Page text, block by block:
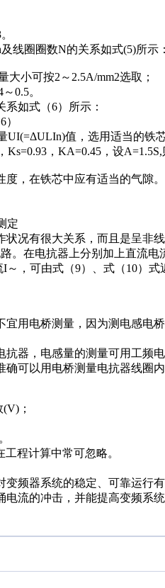
线圈圈数N的关系如式(5)所示
小可按2～2.5A/mm2选取；
0.5。
如式（6）所示：
UI(=ΔULIn)值，选用适当的铁
Ks=0.93，KA=0.45，设
度，在铁芯中应有适当的气隙
定
状况有很大关系，而且是呈非
。在电抗器上分别加上直流
～，可由式（9）、式（10）
用电桥测量，因为测电感电
抗器，电感量的测量可用工
确可以用电桥测量电抗器线圈
；
程计算中常可忽略。
变频器系统的稳定、可靠运行
电流的冲击，并能提高变频系